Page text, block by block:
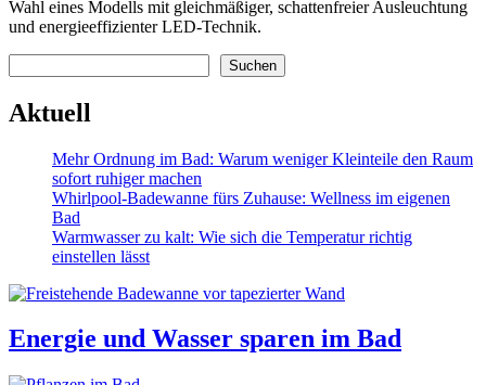
Wahl eines Modells mit gleichmäßiger, schattenfreier Ausleuchtung
und energieeffizienter LED-Technik.
Suchen
Aktuell
Mehr Ordnung im Bad: Warum weniger Kleinteile den Raum
sofort ruhiger machen
Whirlpool-Badewanne fürs Zuhause: Wellness im eigenen
Bad
Warmwasser zu kalt: Wie sich die Temperatur richtig
einstellen lässt
Energie und Wasser sparen im Bad